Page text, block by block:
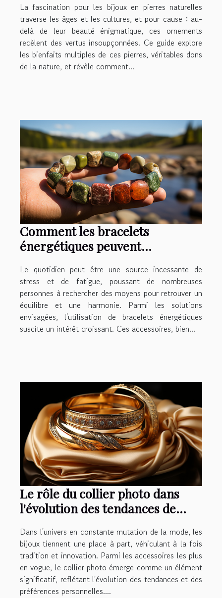
La fascination pour les bijoux en pierres naturelles
traverse les âges et les cultures, et pour cause : au-
delà de leur beauté énigmatique, ces ornements
recèlent des vertus insoupçonnées. Ce guide explore
les bienfaits multiples de ces pierres, véritables dons
de la nature, et révèle comment...
Comment les bracelets
énergétiques peuvent
quotidien
Le quotidien peut être une source incessante de
stress et de fatigue, poussant de nombreuses
personnes à rechercher des moyens pour retrouver un
équilibre et une harmonie. Parmi les solutions
envisagées, l'utilisation de bracelets énergétiques
suscite un intérêt croissant. Ces accessoires, bien...
Le rôle du collier photo dans
l'évolution des tendances de
Dans l'univers en constante mutation de la mode, les
bijoux tiennent une place à part, véhiculant à la fois
tradition et innovation. Parmi les accessoires les plus
en vogue, le collier photo émerge comme un élément
significatif, reflétant l'évolution des tendances et des
préférences personnelles....